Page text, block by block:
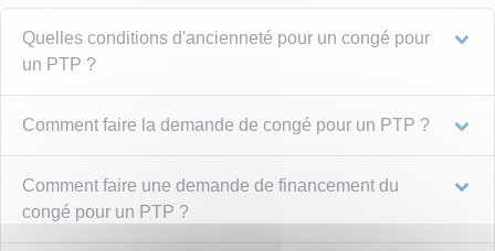
Quelles conditions d'ancienneté pour un congé pour
un PTP ?
Comment faire la demande de congé pour un PTP ?
Comment faire une demande de financement du
congé pour un PTP ?